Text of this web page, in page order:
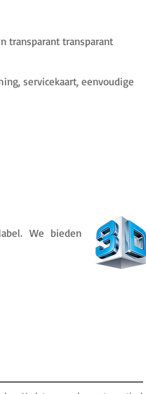
transparant transparant
servicekaart, eenvoudige
We bieden